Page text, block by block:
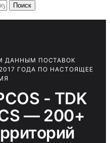
Поиск
ДАННЫМ ПОСТАВОК
ГОДА ПО НАСТОЯЩЕЕ
- TDK
— 200+